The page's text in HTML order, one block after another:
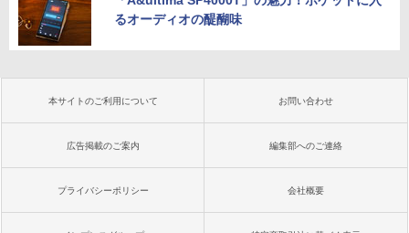
るオーディオの醍醐味
本サイトのご利用について お問い合わせ
広告掲載のご案内 編集部へのご連絡
プライバシーポリシー 会社概要